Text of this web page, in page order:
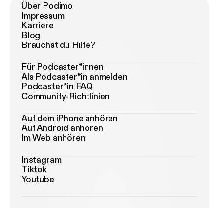
Über Podimo
Impressum
Karriere
Blog
Brauchst du Hilfe?
Für Podcaster*innen
Als Podcaster*in anmelden
Podcaster*in FAQ
Community-Richtlinien
Auf dem iPhone anhören
Auf Android anhören
Im Web anhören
Instagram
Tiktok
Youtube